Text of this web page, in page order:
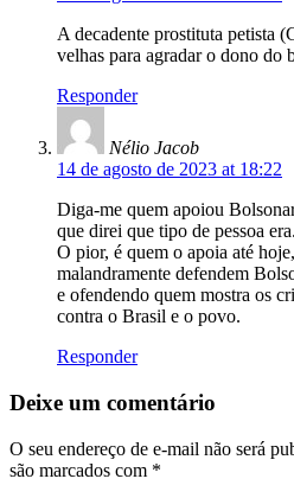
A decadente prostituta petista
velhas para agradar o dono do
Responder
Nélio Jacob
14 de agosto de 2023 at 18:22
Diga-me quem apoiou
que direi que tipo de pessoa era.
O pior, é quem o apoia até
malandramente defendem
e ofendendo quem mostra os
contra o Brasil e o povo.
Responder
Deixe um comentário
O seu endereço de e-mail não será
são marcados com *